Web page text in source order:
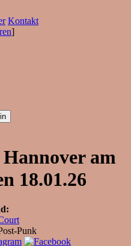
Kontakt
]
am
18.01.26
Punk